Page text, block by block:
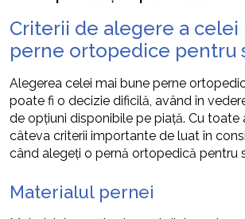
Criterii de alegere a celei
perne ortopedice pentru
Alegerea celei mai bune perne
poate fi o decizie dificilă, având în
de opțiuni disponibile pe piață. Cu toate
câteva criterii importante de luat în
când alegeți o pernă ortopedică pentru
Materialul pernei